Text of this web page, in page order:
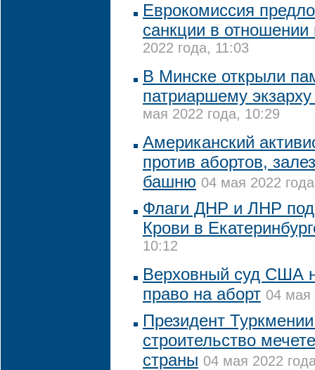
Еврокомиссия
санкции в
2022 года, 11:03
В Минске открыли
патриаршему
мая 2022 года, 10:29
Американский
против абортов,
башню 04 мая 2022
Флаги ДНР и ЛНР
Крови в
10:12
Верховный суд США
право на аборт 04 мая
Президент
строительство
страны 04 мая 2022